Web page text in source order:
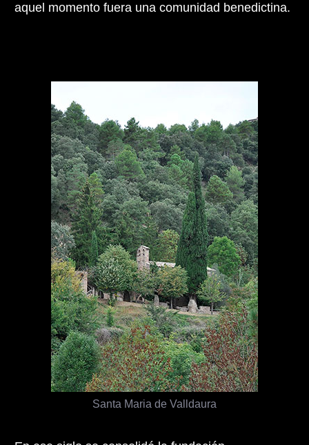
aquel momento fuera una comunidad benedictina.
Santa Maria de Valldaura